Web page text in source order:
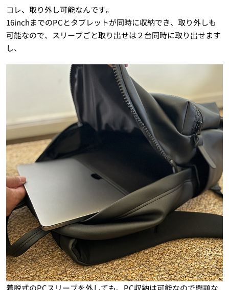
コレ、取り外し可能なんです。
16inchまでのPCとタブレットが同時に収納でき、取り外しも
可能なので、スリーブごと取り出せは２台同時に取り出せます
し、
着脱式のPCスリーブを外しても、PC収納は可能なので問題な